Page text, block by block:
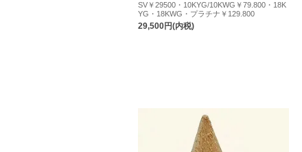
SV￥29500・10KYG/10KWG￥79.800・18K
YG・18KWG・プラチナ￥129.800
29,500円(内税)